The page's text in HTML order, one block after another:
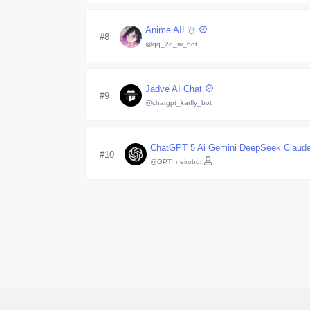
#8
Anime AI! ☃️
@qq_2d_ai_bot
#9
Jadve AI Chat
@chatgpt_karfly_bot
#10
ChatGPT 5 Ai Gemini DeepSeek
@GPT_neirobot